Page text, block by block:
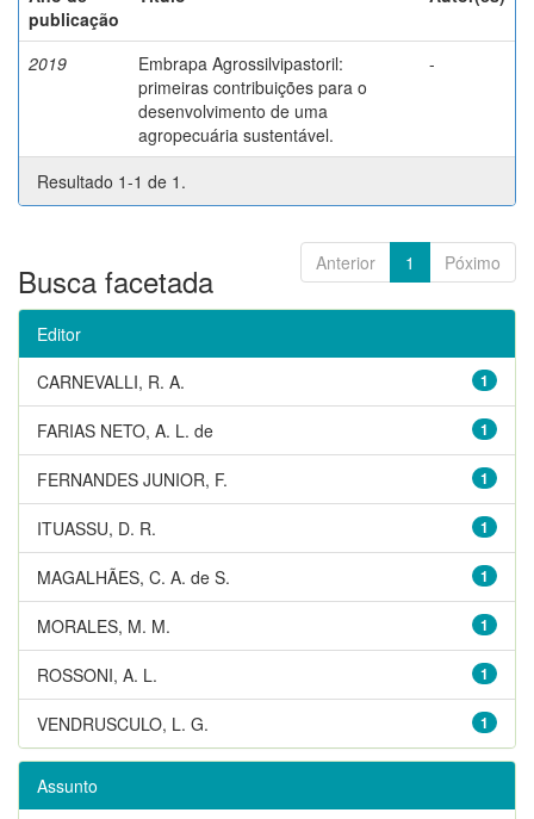
publicação
2019
Embrapa Agrossilvipastoril:
primeiras contribuições para o
desenvolvimento de uma
agropecuária sustentável.
-
Resultado 1-1 de 1.
Anterior 1 Póximo
Busca facetada
Editor
1
CARNEVALLI, R. A.
1
FARIAS NETO, A. L. de
1
FERNANDES JUNIOR, F.
1
ITUASSU, D. R.
1
MAGALHÃES, C. A. de S.
1
MORALES, M. M.
1
ROSSONI, A. L.
1
VENDRUSCULO, L. G.
Assunto